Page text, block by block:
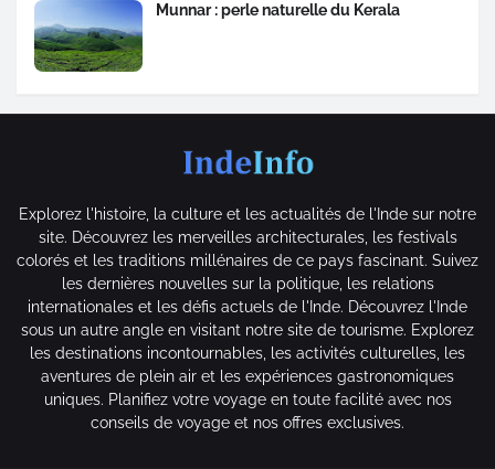
Munnar : perle naturelle du Kerala
Explorez l'histoire, la culture et les actualités de l'Inde sur notre
site. Découvrez les merveilles architecturales, les festivals
colorés et les traditions millénaires de ce pays fascinant. Suivez
les dernières nouvelles sur la politique, les relations
internationales et les défis actuels de l'Inde. Découvrez l'Inde
sous un autre angle en visitant notre site de tourisme. Explorez
les destinations incontournables, les activités culturelles, les
aventures de plein air et les expériences gastronomiques
uniques. Planifiez votre voyage en toute facilité avec nos
conseils de voyage et nos offres exclusives.